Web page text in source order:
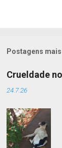
Postagens
Crueldade
24.7.26